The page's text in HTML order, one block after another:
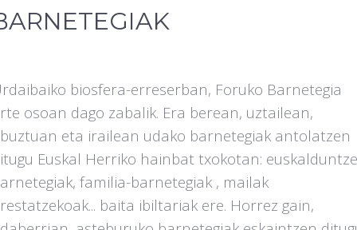
biosfera-erreserban, Foruko Barnetegia
osoan dago zabalik. Era berean, uztailean,
eta irailean udako barnetegiak antolatzen
Euskal Herriko hainbat txokotan:
familia-barnetegiak , mailak
baita ibiltariak ere. Horrez gain,